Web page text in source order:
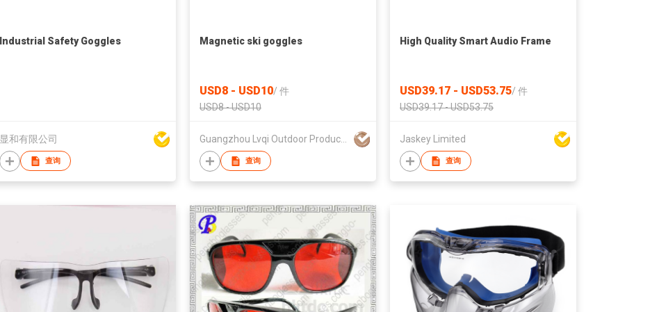
Industrial Safety Goggles
显和有限公司
查询
Magnetic ski goggles
USD8 - USD10/ 件
USD8 - USD10
Guangzhou Lvqi Outdoor Products Co Ltd
查询
High Quality Smart Audio Frame
USD39.17 - USD53.75/ 件
USD39.17 - USD53.75
Jaskey Limited
查询